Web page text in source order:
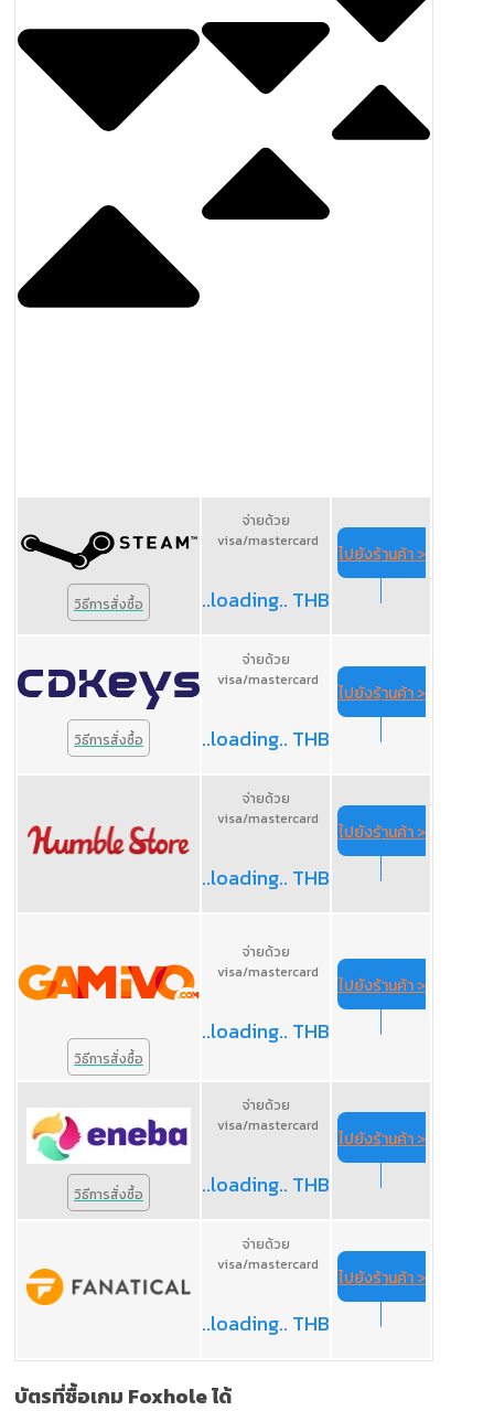
วิธีการสั่งซื้อ
จ่ายด้วย
visa/mastercard
..loading.. THB
ไปยังร้านค้า >
วิธีการสั่งซื้อ
จ่ายด้วย
visa/mastercard
..loading.. THB
ไปยังร้านค้า >
จ่ายด้วย
visa/mastercard
..loading.. THB
ไปยังร้านค้า >
วิธีการสั่งซื้อ
จ่ายด้วย
visa/mastercard
..loading.. THB
ไปยังร้านค้า >
วิธีการสั่งซื้อ
จ่ายด้วย
visa/mastercard
..loading.. THB
ไปยังร้านค้า >
จ่ายด้วย
visa/mastercard
..loading.. THB
ไปยังร้านค้า >
บัตรที่ซื้อเกม Foxhole ได้